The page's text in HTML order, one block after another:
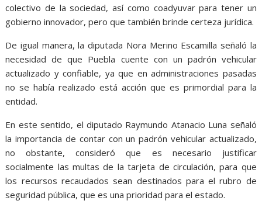
colectivo de la sociedad, así como coadyuvar para tener un
gobierno innovador, pero que también brinde certeza jurídica.
De igual manera, la diputada Nora Merino Escamilla señaló la
necesidad de que Puebla cuente con un padrón vehicular
actualizado y confiable, ya que en administraciones pasadas
no se había realizado está acción que es primordial para la
entidad.
En este sentido, el diputado Raymundo Atanacio Luna señaló
la importancia de contar con un padrón vehicular actualizado,
no obstante, consideró que es necesario justificar
socialmente las multas de la tarjeta de circulación, para que
los recursos recaudados sean destinados para el rubro de
seguridad pública, que es una prioridad para el estado.